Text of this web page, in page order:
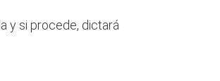
y si procede, dictará